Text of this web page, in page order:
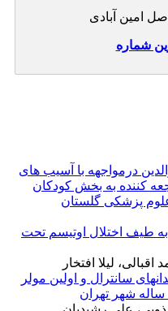
امین آبادی
شماره
درمواجهه با آسیب های
-۷ ساله مراجعه کننده به بخش کودکان
پزشکی گلستان
طیف اختلال اوتیسم تحت
لیلا افتخار
سانترال و اولین مولر